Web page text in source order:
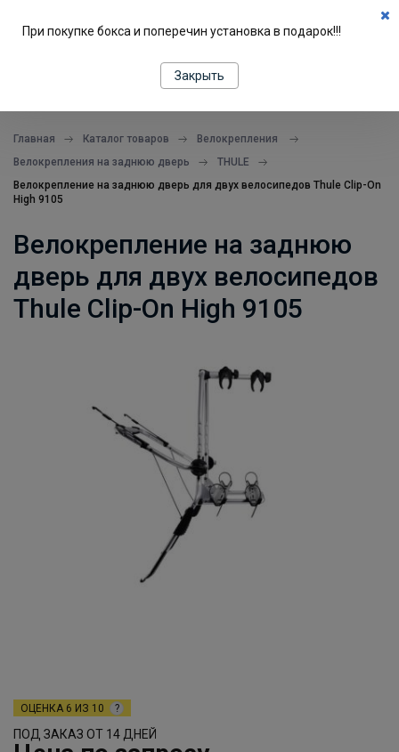
Главная Каталог товаров
Велокрепления
Велокрепления на заднюю дверь
THULE
Велокрепление на заднюю дверь для двух велосипедов Thule Clip-On
High 9105
Велокрепление на заднюю
дверь для двух велосипедов
Thule Clip-On High 9105
ОЦЕНКА 6 ИЗ 10 ?
ПОД ЗАКАЗ ОТ 14 ДНЕЙ
При покупке бокса и поперечин установка в подарок!!!
Закрыть